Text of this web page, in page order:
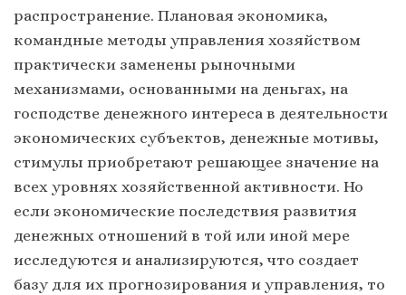
распространение. Плановая экономика,
командные методы управления хозяйством
практически заменены рыночными
механизмами, основанными на деньгах, на
господстве денежного интереса в деятельности
экономических субъектов, денежные мотивы,
стимулы приобретают решающее значение на
всех уровнях хозяйственной активности. Но
если экономические последствия развития
денежных отношений в той или иной мере
исследуются и анализируются, что создает
базу для их прогнозирования и управления, то